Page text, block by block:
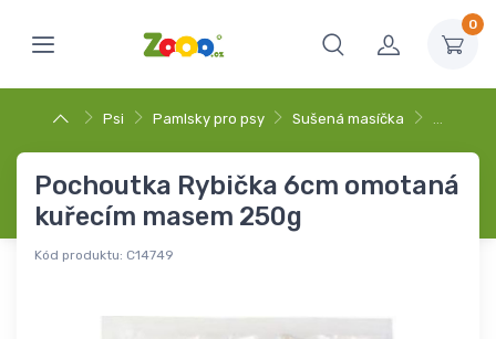
0
Psi Pamlsky pro psy Sušená masíčka …
Pochoutka Rybička 6cm omotaná
kuřecím masem 250g
Kód produktu: C14749